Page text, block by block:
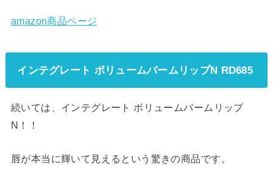
amazon商品ページ
インテグレート ボリュームバームリップN RD685
続いては、インテグレート ボリュームバームリップ
N！！
唇が本当に輝いて見えるという驚きの商品です。